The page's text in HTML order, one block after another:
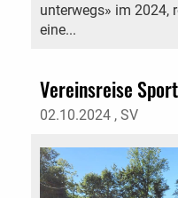
unterwegs» im 2024,
eine...
Vereinsreise
02.10.2024 , SV